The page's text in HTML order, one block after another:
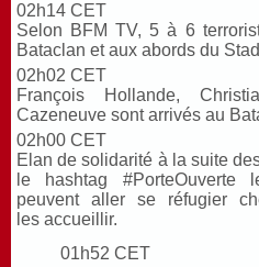
02h14 CET
Selon BFM TV, 5 à 6
Bataclan et aux abords du
02h02 CET
François Hollande,
Cazeneuve sont arrivés au
02h00 CET
Elan de solidarité à la suite
le hashtag #PorteOuverte
peuvent aller se réfugier
les accueillir.
01h52 CET